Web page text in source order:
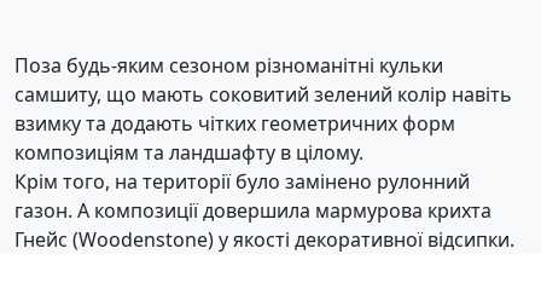
Поза будь-яким сезоном різноманітні кульки
самшиту, що мають соковитий зелений колір навіть
взимку та додають чітких геометричних форм
композиціям та ландшафту в цілому.
Крім того, на території було замінено рулонний
газон. А композиції довершила мармурова крихта
Гнейс (Woodenstone) у якості декоративної відсипки.